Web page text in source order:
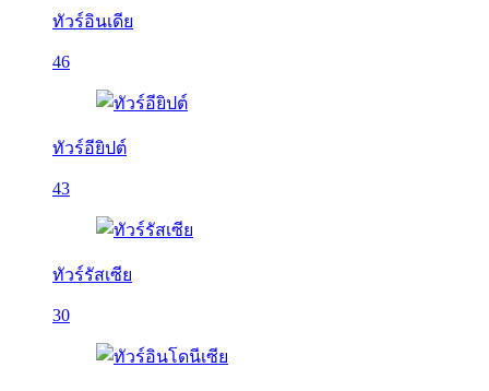
ทัวร์อินเดีย
46
ทัวร์อียิปต์
43
ทัวร์รัสเซีย
30